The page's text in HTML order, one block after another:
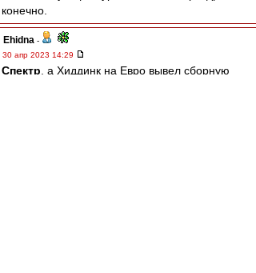
конечно.
Ehidna -
30 апр 2023 14:29
Спектр , а Хиддинк на Евро вывел сборную